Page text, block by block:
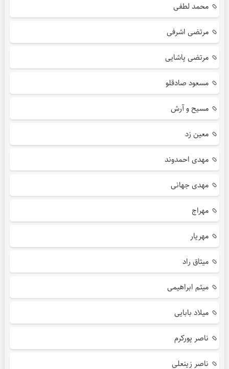
محمد لطفی
مرتضی اشرفی
مرتضی پاشایی
مسعود صادقلو
مسیح و آرش
معین زد
مهدی احمدوند
مهدی جهانی
مهراج
مهریار
میثاق راد
میثم ابراهیمی
میلاد بابایی
ناصر پورکرم
ناصر زینعلی